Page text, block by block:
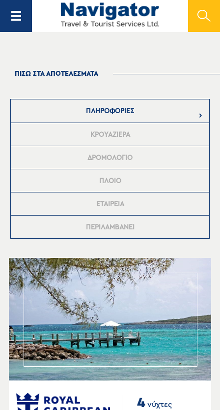
ΠΙΣΩ ΣΤΑ ΑΠΟΤΕΛΕΣΜΑΤΑ
ΠΛΗΡΟΦΟΡΙΕΣ
ΚΡΟΥΑΖΙΕΡΑ
ΔΡΟΜΟΛΟΓΙΟ
ΠΛΟΙΟ
ΕΤΑΙΡΕΙΑ
ΠΕΡΙΛΑΜΒΑΝΕΙ
4 νύχτες